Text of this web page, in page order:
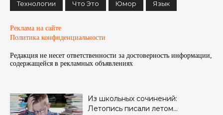
Технологии Что Это Юмор Язык
Реклама на сайте
Политика конфиденциальности
Редакция не несет ответственности за достоверность информации,
содержащейся в рекламных объявленияx
Из школьных сочинений:
Летопись писали летом…